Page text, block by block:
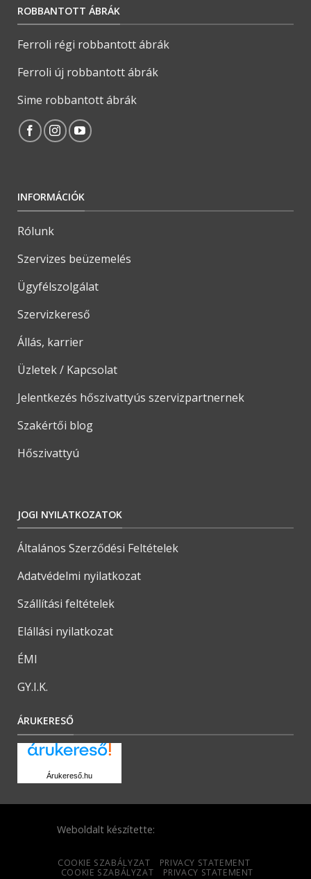
ROBBANTOTT ÁBRÁK
Ferroli régi robbantott ábrák
Ferroli új robbantott ábrák
Sime robbantott ábrák
INFORMÁCIÓK
Rólunk
Szervizes beüzemelés
Ügyfélszolgálat
Szervizkereső
Állás, karrier
Üzletek / Kapcsolat
Jelentkezés hőszivattyús szervizpartnernek
Szakértői blog
Hőszivattyú
JOGI NYILATKOZATOK
Általános Szerződési Feltételek
Adatvédelmi nyilatkozat
Szállítási feltételek
Elállási nyilatkozat
ÉMI
GY.I.K.
ÁRUKERESŐ
Árukereső.hu
Weboldalt készítette:
COOKIE SZABÁLYZAT
PRIVACY STATEMENT
COOKIE SZABÁLYZAT
PRIVACY STATEMENT